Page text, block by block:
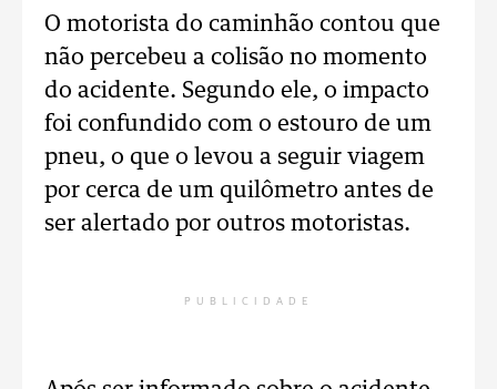
O motorista do caminhão contou que
não percebeu a colisão no momento
do acidente. Segundo ele, o impacto
foi confundido com o estouro de um
pneu, o que o levou a seguir viagem
por cerca de um quilômetro antes de
ser alertado por outros motoristas.
PUBLICIDADE